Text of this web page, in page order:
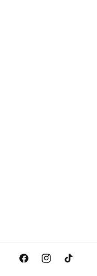
FacebookInstagramTikTok